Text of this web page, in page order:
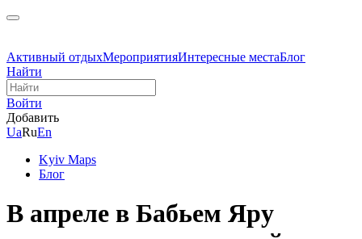
Активный отдыхМероприятияИнтересные местаБлог
Найти
Войти
Добавить
UaRuEn
Kyiv Maps
Блог
В апреле в Бабьем Яру